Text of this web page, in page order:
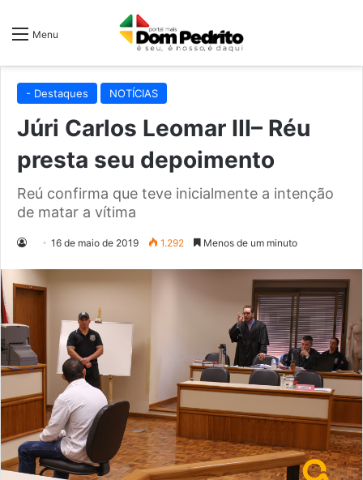
Menu
- Destaques NOTÍCIAS
Júri Carlos Leomar III– Réu
presta seu depoimento
Reú confirma que teve inicialmente a intenção
de matar a vítima
16 de maio de 2019 1.292 Menos de um minuto